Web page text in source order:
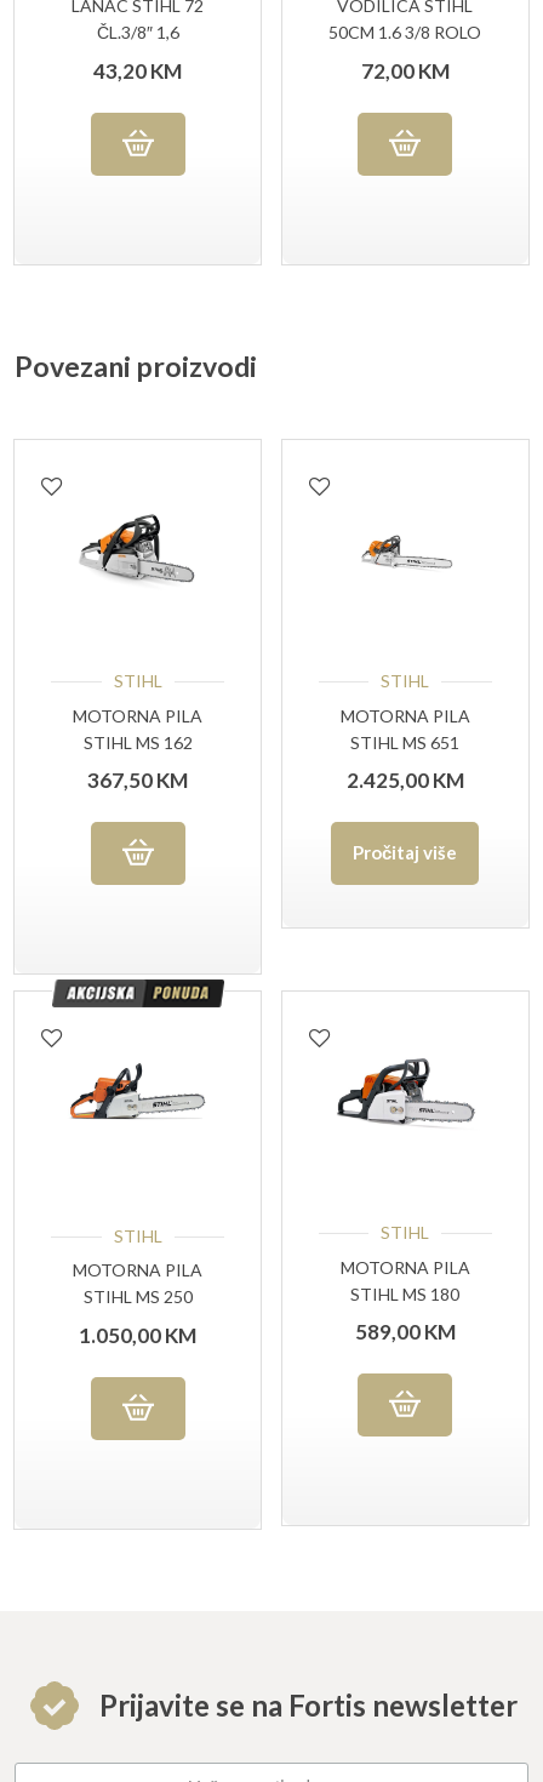
LANAC STIHL 72
ČL.3/8″ 1,6
43,20KM
VODILICA STIHL
50CM 1.6 3/8 ROLO
72,00KM
Povezani proizvodi
STIHL
MOTORNA PILA
STIHL MS 162
367,50KM
STIHL
MOTORNA PILA
STIHL MS 651
2.425,00KM
Pročitaj više
STIHL
MOTORNA PILA
STIHL MS 250
1.050,00KM
STIHL
MOTORNA PILA
STIHL MS 180
589,00KM
Prijavite se na Fortis newsletter